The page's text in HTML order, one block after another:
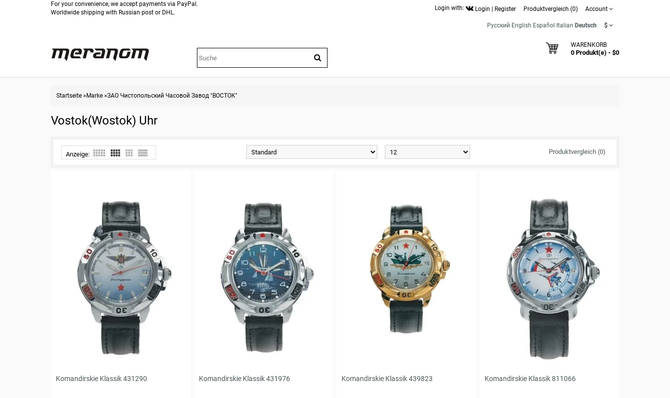
For your convenience, we accept payments via PayPal.
Worldwide shipping with Russian post or DHL.
Login with: Login Register Produktvergleich (0) Account
Русский English Español Italian Deutsch $
WARENKORB
0 Produkt(e) - $0
Startseite » Marke »ЗАО Чистопольский Часовой Завод "ВОСТОК"
Vostok(Wostok) Uhr
Anzeige: Produktvergleich (0)
Komandirskie Klassik 431290 Komandirskie Klassik 431976 Komandirskie Klassik 439823 Komandirskie Klassik 811066